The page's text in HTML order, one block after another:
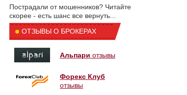
Пострадали от мошенников? Читайте
скорее - есть шанс все вернуть...
ОТЗЫВЫ О БРОКЕРАХ
Альпари отзывы
Форекс Клуб
отзывы